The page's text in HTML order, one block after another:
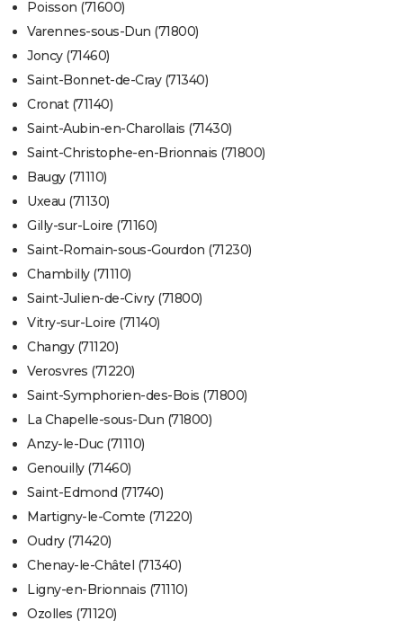
Poisson (71600)
Varennes-sous-Dun (71800)
Joncy (71460)
Saint-Bonnet-de-Cray (71340)
Cronat (71140)
Saint-Aubin-en-Charollais (71430)
Saint-Christophe-en-Brionnais (71800)
Baugy (71110)
Uxeau (71130)
Gilly-sur-Loire (71160)
Saint-Romain-sous-Gourdon (71230)
Chambilly (71110)
Saint-Julien-de-Civry (71800)
Vitry-sur-Loire (71140)
Changy (71120)
Verosvres (71220)
Saint-Symphorien-des-Bois (71800)
La Chapelle-sous-Dun (71800)
Anzy-le-Duc (71110)
Genouilly (71460)
Saint-Edmond (71740)
Martigny-le-Comte (71220)
Oudry (71420)
Chenay-le-Châtel (71340)
Ligny-en-Brionnais (71110)
Ozolles (71120)